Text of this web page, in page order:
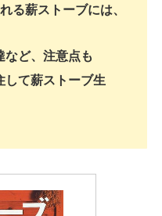
る薪ストーブには、
など、注意点も
して薪ストーブ生